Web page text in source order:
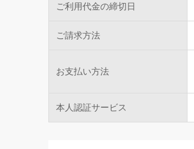
ご利用代金の締切日
ご請求方法
お支払い方法
本人認証サービス